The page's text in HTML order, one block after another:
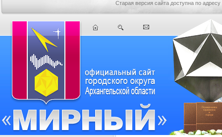
Старая версия сайта доступна по адресу